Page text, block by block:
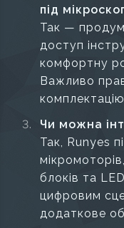
під
Так —
доступ
комфортну
Важливо
Чи можна
Так, Runyes
блоків та
цифровим
додаткове